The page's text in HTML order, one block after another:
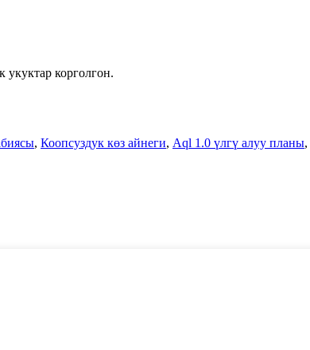
корголгон.
, Коопсуздук көз айнеги, Aql 1.0 үлгү алуу планы,